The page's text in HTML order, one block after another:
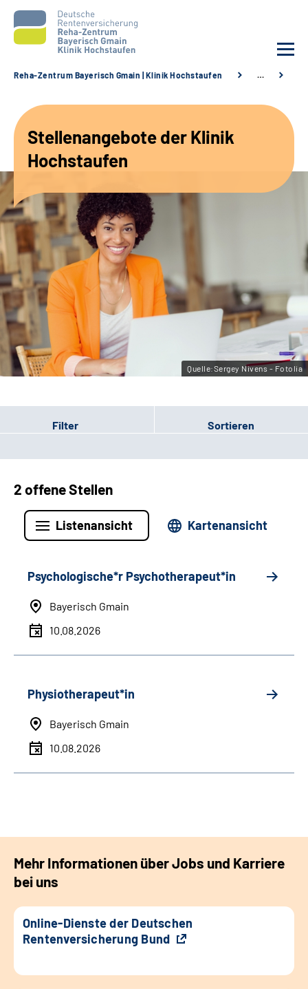
Unsere Angebote
Karriere
Sozialdienste & Zuweisende
Suche
Leichte Sprache
Gebärdensprache
Reha-Zentrum Bayerisch Gmain | Klinik Hochstaufen …
Stellenangebote der Klinik
Hochstaufen
Quelle:Sergey Nivens - Fotolia
Filter Sortieren
2 offene Stellen
Listenansicht Kartenansicht
Psychologische*r Psychotherapeut*in
Bayerisch Gmain
10.08.2026
Physiotherapeut*in
Bayerisch Gmain
10.08.2026
Mehr Informationen über Jobs und Karriere
bei uns
Online-Dienste der Deutschen
Rentenversicherung Bund